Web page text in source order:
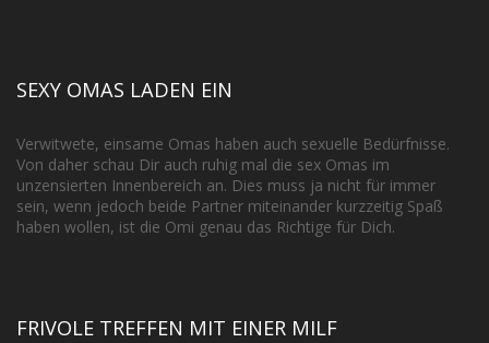
SEXY OMAS LADEN EIN
Verwitwete, einsame Omas haben auch sexuelle Bedürfnisse.
Von daher schau Dir auch ruhig mal die sex Omas im
unzensierten Innenbereich an. Dies muss ja nicht für immer
sein, wenn jedoch beide Partner miteinander kurzzeitig Spaß
haben wollen, ist die Omi genau das Richtige für Dich.
FRIVOLE TREFFEN MIT EINER MILF